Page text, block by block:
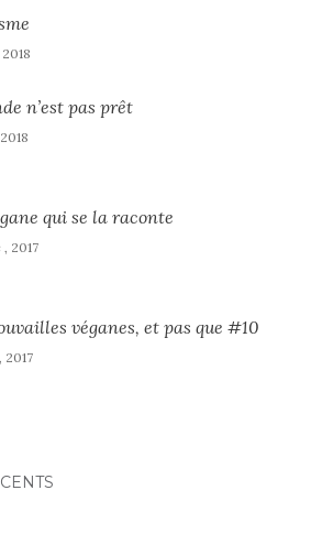
n’est pas prêt
qui se la raconte
2017
véganes, et pas que #10
2017